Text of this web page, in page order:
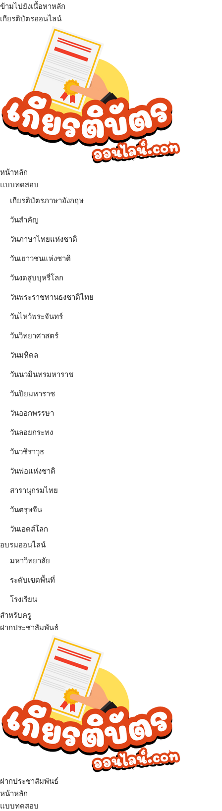
ข้ามไปยังเนื้อหาหลัก
เกียรติบัตรออนไลน์
เมนู
หน้าหลัก
แบบทดสอบ
เกียรติบัตรภาษาอังกฤษ
วันสำคัญ
วันภาษาไทยแห่งชาติ
วันเยาวชนแห่งชาติ
วันงดสูบบุหรี่โลก
วันพระราชทานธงชาติไทย
วันไหว้พระจันทร์​
วันวิทยาศาสตร์
วันมหิดล
วันนวมินทรมหาราช
วันปิยมหาราช
วันออกพรรษา
วันลอยกระทง
วันวชิราวุธ
วันพ่อแห่งชาติ
สารานุกรมไทย
วันตรุษจีน
วันเอดส์โลก
อบรมออนไลน์
มหาวิทยาลัย
ระดับเขตพื้นที่
โรงเรียน
สำหรับครู
ฝากประชาสัมพันธ์
ฝากประชาสัมพันธ์
เมนู
หน้าหลัก
แบบทดสอบ